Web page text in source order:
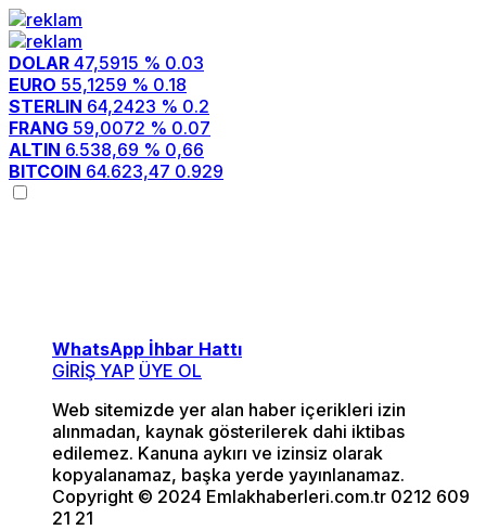
DOLAR 47,5915 % 0.03
EURO 55,1259 % 0.18
STERLIN 64,2423 % 0.2
FRANG 59,0072 % 0.07
ALTIN 6.538,69 % 0,66
BITCOIN 64.623,47 0.929
WhatsApp İhbar Hattı
GİRİŞ YAP ÜYE OL
Web sitemizde yer alan haber içerikleri izin
alınmadan, kaynak gösterilerek dahi iktibas
edilemez. Kanuna aykırı ve izinsiz olarak
kopyalanamaz, başka yerde yayınlanamaz.
Copyright © 2024 Emlakhaberleri.com.tr 0212 609
21 21